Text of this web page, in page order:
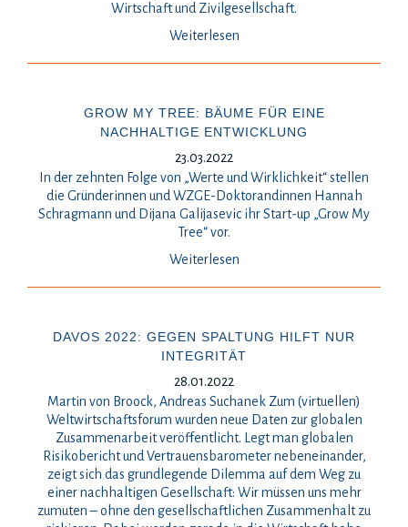
Wirtschaft und Zivilgesellschaft.
Weiterlesen
GROW MY TREE: BÄUME FÜR EINE
NACHHALTIGE ENTWICKLUNG
23.03.2022
In der zehnten Folge von „Werte und Wirklichkeit“ stellen
die Gründerinnen und WZGE-Doktorandinnen Hannah
Schragmann und Dijana Galijasevic ihr Start-up „Grow My
Tree“ vor.
Weiterlesen
DAVOS 2022: GEGEN SPALTUNG HILFT NUR
INTEGRITÄT
28.01.2022
Martin von Broock, Andreas Suchanek Zum (virtuellen)
Weltwirtschaftsforum wurden neue Daten zur globalen
Zusammenarbeit veröffentlicht. Legt man globalen
Risikobericht und Vertrauensbarometer nebeneinander,
zeigt sich das grundlegende Dilemma auf dem Weg zu
einer nachhaltigen Gesellschaft: Wir müssen uns mehr
zumuten – ohne den gesellschaftlichen Zusammenhalt zu